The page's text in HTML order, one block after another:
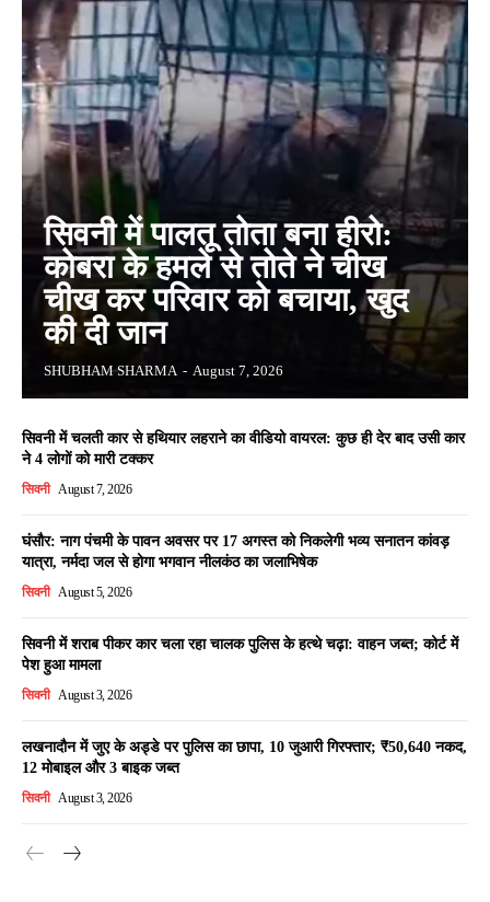
सिवनी में पालतू तोता बना हीरो:
कोबरा के हमले से तोते ने चीख
चीख कर परिवार को बचाया, खुद
की दी जान
SHUBHAM SHARMA - August 7, 2026
सिवनी में चलती कार से हथियार लहराने का वीडियो वायरल: कुछ ही देर बाद उसी कार
ने 4 लोगों को मारी टक्कर
सिवनी August 7, 2026
घंसौर: नाग पंचमी के पावन अवसर पर 17 अगस्त को निकलेगी भव्य सनातन कांवड़
यात्रा, नर्मदा जल से होगा भगवान नीलकंठ का जलाभिषेक
सिवनी August 5, 2026
सिवनी में शराब पीकर कार चला रहा चालक पुलिस के हत्थे चढ़ा: वाहन जब्त; कोर्ट में
पेश हुआ मामला
सिवनी August 3, 2026
लखनादौन में जुए के अड्डे पर पुलिस का छापा, 10 जुआरी गिरफ्तार; ₹50,640 नकद,
12 मोबाइल और 3 बाइक जब्त
सिवनी August 3, 2026